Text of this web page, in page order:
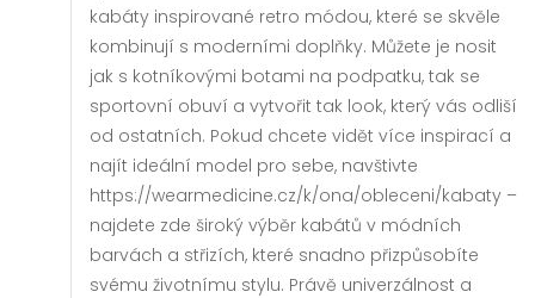
kabáty inspirované retro módou, které se skvěle
kombinují s moderními doplňky. Můžete je nosit
jak s kotníkovými botami na podpatku, tak se
sportovní obuví a vytvořit tak look, který vás odliší
od ostatních. Pokud chcete vidět více inspirací a
najít ideální model pro sebe, navštivte
https://wearmedicine.cz/k/ona/obleceni/kabaty –
najdete zde široký výběr kabátů v módních
barvách a střizích, které snadno přizpůsobíte
svému životnímu stylu. Právě univerzálnost a